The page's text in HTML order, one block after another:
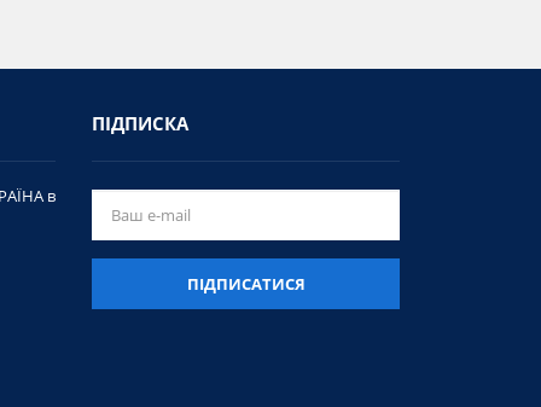
ПІДПИСКА
ПІДПИСАТИСЯ
в